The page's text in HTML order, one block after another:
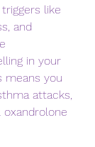
like
and
in your
means you
attacks,